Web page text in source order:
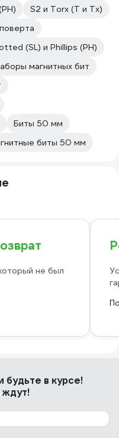
S2 и Torx (T и Tx)
(SL) и Phillips (PH)
магнитных бит
Биты 50 мм
биты 50 мм
не был
будьте в курсе!
ждут!